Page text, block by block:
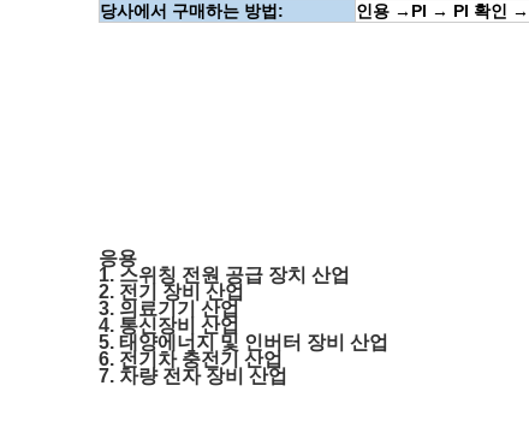
당사에서 구매하는 방법:
인용 → PI → PI 확인 →
응용
1. 스위칭 전원 공급 장치 산업
2. 전기 장비 산업
3. 의료기기 산업
4. 통신장비 산업
5. 태양에너지 및 인버터 장비 산업
6. 전기차 충전기 산업
7. 차량 전자 장비 산업